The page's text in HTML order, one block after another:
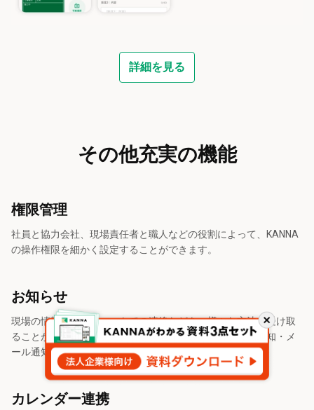
詳細を見る
その他充実の機能
権限管理
社員と協力会社、現場責任者と職人などの役割によって、KANNA
の操作権限を細かく設定することができます。
お知らせ
現場の情報更新やチャットでの連絡などを、様々な方法で受け取
ることができます。デスクトップ通知・スマートフォン通知・メ
ール通知などがあります。
カレンダー連携
閉
じ